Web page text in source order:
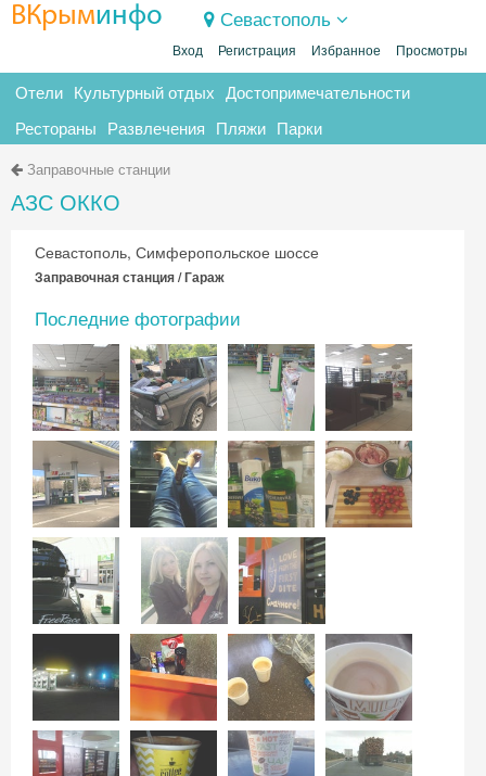
ВКрыминфо Севастополь
Вход Регистрация Избранное Просмотры
Отели Культурный отдых Достопримечательности
Рестораны Развлечения Пляжи Парки
Заправочные станции
АЗС ОККО
Севастополь, Симферопольское шоссе
Заправочная станция / Гараж
Последние фотографии